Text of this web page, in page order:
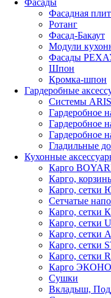
Фасадная
Ротанг
Фасад-Бакаут
Модули
Фасады
Шпон
Кромка-шпон
Гардеробные
Системы
Гардеробное
Гардеробное
Гардеробное
Гладильные
Кухонные
Карго
Карго,
Карго,
Сетчатые
Карго,
Карго, сетки
Карго, сетки
Карго, сетки
Карго, сетки
Карго
Сушки
Вкладыш,